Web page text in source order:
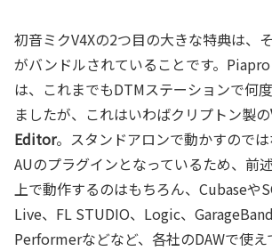
初音ミクV4Xの2つ目の大きな特典は、
がバンドルされていることです。
は、これまでもDTMステーションで何
ましたが、これはいわばクリプトン製の
Editor。スタンドアロンで動かすので
AUのプラグインとなっているため、前
上で動作するのはもちろん、Cubaseや
Live、FL STUDIO、Logic、
Performerなどなど、各社のDAWで使え